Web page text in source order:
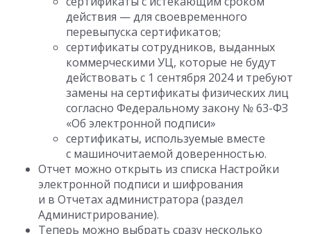
действия — для своевременного
перевыпуска сертификатов;
сертификаты сотрудников, выданных
коммерческими УЦ, которые не будут
действовать с 1 сентября 2024 и требуют
замены на сертификаты физических лиц
согласно Федеральному закону № 63-ФЗ
«Об электронной подписи»
сертификаты, используемые вместе
с машиночитаемой доверенностью.
Отчет можно открыть из списка Настройки
электронной подписи и шифрования
и в Отчетах администратора (раздел
Администрирование).
Теперь можно выбрать сразу несколько